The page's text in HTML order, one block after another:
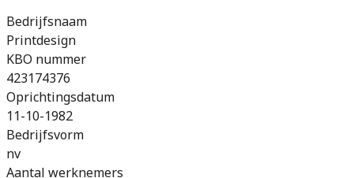
Bedrijfsnaam
Printdesign
KBO nummer
423174376
Oprichtingsdatum
11-10-1982
Bedrijfsvorm
nv
Aantal werknemers